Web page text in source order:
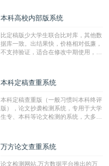
本科高校内部版系统
比定稿版少大学生联合比对库，其他数
据库一致。出结果快，价格相对低廉，
不支持验证，适合在修改中期使用，定
本科定稿查重系统
本科定稿查重版（一般习惯叫本科终评
版），论文抄袭检测系统，专用于大学
生专、本科等论文检测的系统，大多数
万方论文查重系统
论文检测网站,万方数据平台推出的万